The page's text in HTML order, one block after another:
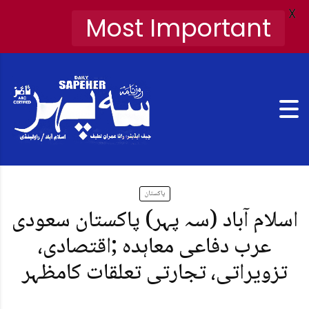
پاکستان
اسلام آباد (سہ پہر) پاکستان سعودی
عرب دفاعی معاہدہ ;اقتصادی،
تزویراتی، تجارتی تعلقات کامظہر
Most Important X